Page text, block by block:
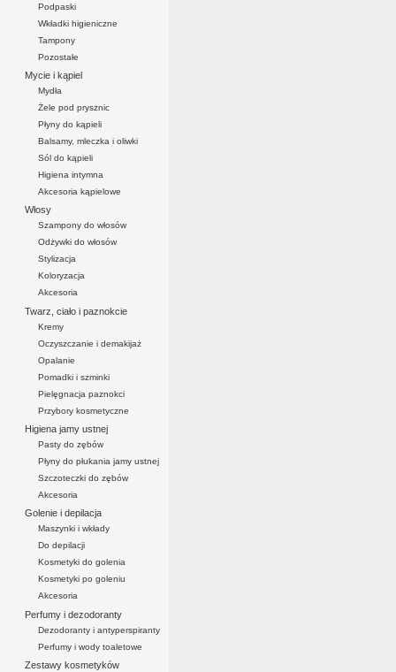
Podpaski
Wkładki higieniczne
Tampony
Pozostałe
Mycie i kąpiel
Mydła
Żele pod prysznic
Płyny do kąpieli
Balsamy, mleczka i oliwki
Sól do kąpieli
Higiena intymna
Akcesoria kąpielowe
Włosy
Szampony do włosów
Odżywki do włosów
Stylizacja
Koloryzacja
Akcesoria
Twarz, ciało i paznokcie
Kremy
Oczyszczanie i demakijaż
Opalanie
Pomadki i szminki
Pielęgnacja paznokci
Przybory kosmetyczne
Higiena jamy ustnej
Pasty do zębów
Płyny do płukania jamy ustnej
Szczoteczki do zębów
Akcesoria
Golenie i depilacja
Maszynki i wkłady
Do depilacji
Kosmetyki do golenia
Kosmetyki po goleniu
Akcesoria
Perfumy i dezodoranty
Dezodoranty i antyperspiranty
Perfumy i wody toaletowe
Zestawy kosmetyków